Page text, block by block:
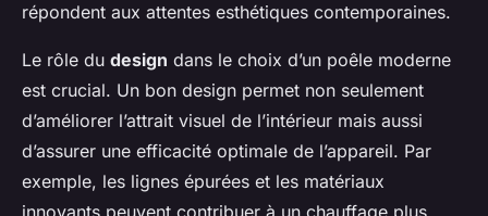
répondent aux attentes esthétiques contemporaines.
Le rôle du design dans le choix d’un poêle moderne
est crucial. Un bon design permet non seulement
d’améliorer l’attrait visuel de l’intérieur mais aussi
d’assurer une efficacité optimale de l’appareil. Par
exemple, les lignes épurées et les matériaux